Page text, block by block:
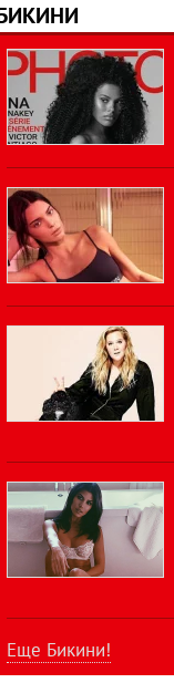
Еще Бикини!